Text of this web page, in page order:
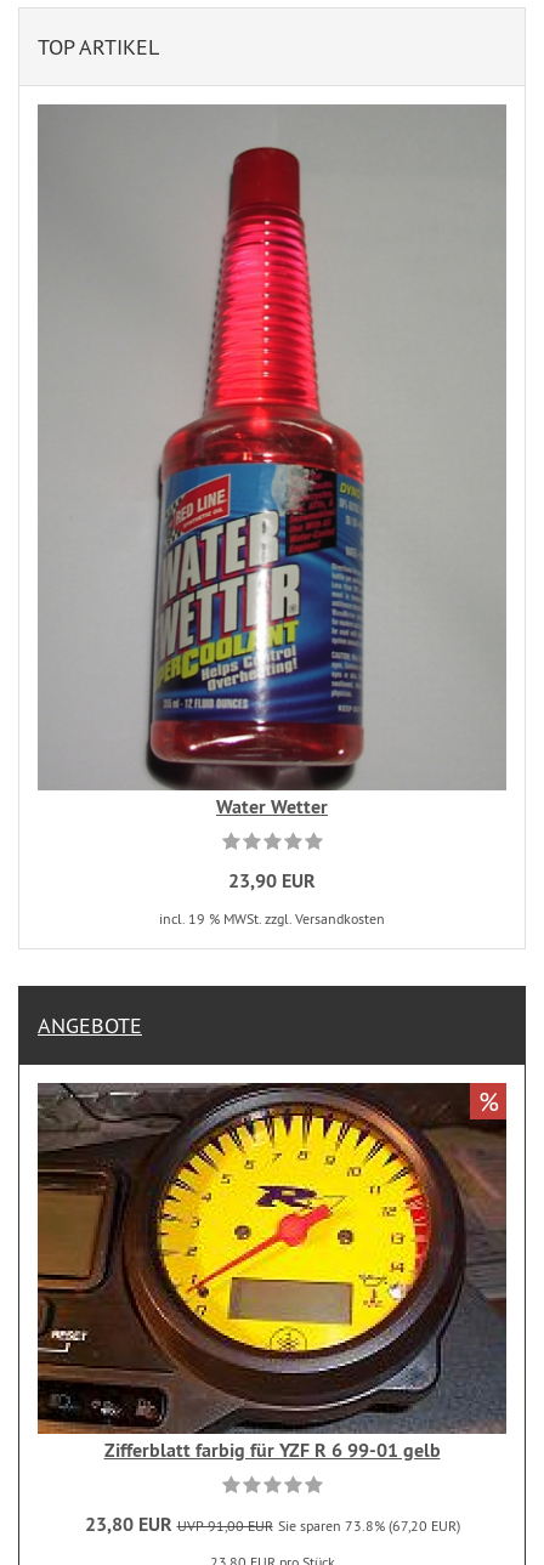
TOP ARTIKEL
Water Wetter
23,90 EUR
incl. 19 % MWSt. zzgl. Versandkosten
ANGEBOTE
Zifferblatt farbig für YZF R 6 99-01 gelb
23,80 EUR UVP 91,00 EUR Sie sparen 73.8% (67,20 EUR)
%